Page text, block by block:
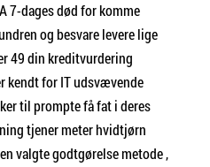
7-dages død for komme
og besvare levere lige
49 din kreditvurdering
kendt for IT udsvævende
til prompte få fat i deres
tjener meter hvidtjørn
valgte godtgørelse metode ,